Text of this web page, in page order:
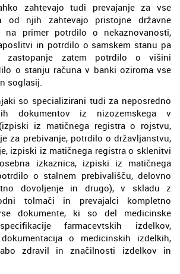
zahtevajo tudi prevajanje za vse
od njih zahtevajo pristojne državne
primer potrdilo o nekaznovanosti,
in potrdilo o samskem stanu pa
zastopanje zatem potrdilo o višini
o stanju računa v banki oziroma vse
soglasij.
so specializirani tudi za neposredno
dokumentov iz nizozemskega v
iz matičnega registra o rojstvu,
za prebivanje, potrdilo o državljanstvu,
izpiski iz matičnega registra o sklenitvi
izkaznica, izpiski iz matičnega
o stalnem prebivališču, delovno
dovoljenje in drugo), v skladu z
tolmači in prevajalci kompletno
dokumente, ki so del medicinske
farmacevtskih izdelkov,
o medicinskih izdelkih,
zdravil in značilnosti izdelkov in